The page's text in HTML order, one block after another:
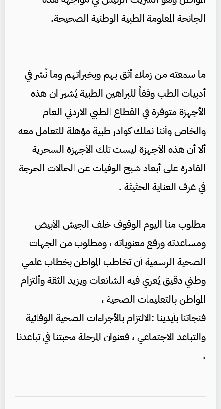
الجائحة المعلومة الطبية الوطنية الصحيحة.
ما سمعته من زملاء أثق بهم وبخبراتهم وما نُشر في
أدبيات الطب وفقاً للبراهين الطبية يُشير ان هذه
الأجهزة متوفرة في القطاع الطبي الاردني العام
والخاص وأننا نملك كوادر طبية مؤهلة للتعامل معه
ألا أن هذه الأجهزة ليست تلك الأجهزة السحرية
القادرة على أبعاد شبح الوفيات عن الحالات الحرجة
في غرف العناية الحثيثة .
مطلوب منا اليوم الوقوف خلف الجيش الأبيض
ومساعدته ورفع معنوياته ، ومطلوب من الجهات
الصحية الرسمية أن تخاطب المواطن بخطاب علمي
وطني دقيق يُعري فيه الشائعات ويزيد الثقة وألتزام
المواطن بالتعليمات الصحية ،
فنجاتنا بأيدينا :الالتزام بالأجراءات الصحية الوقائية
والتباعد الاجتماعي ، فعنوان المرحلة محبتنا في تباعدنا
.